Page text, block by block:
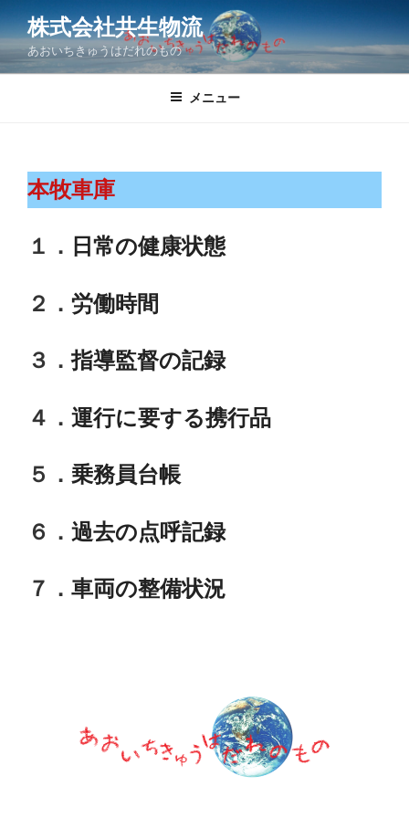
ン
テ
ン
株式会社共生物流
あおいちきゅうはだれのもの
メニュー
本牧車庫
１． 日常の健康状態
２． 労働時間
３．指導監督の記録
４． 運行に要する携行品
５． 乗務員台帳
６． 過去の点呼記録
７． 車両の整備状況